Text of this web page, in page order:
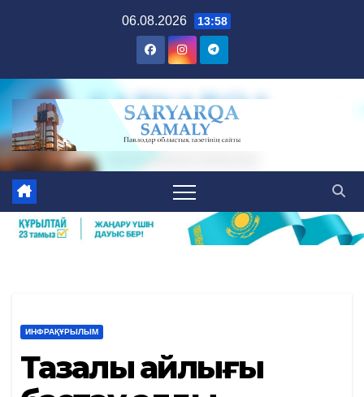
06.08.2026 13:58
ИНФРАҚҰРЫЛЫМ
Тазалық айлығы